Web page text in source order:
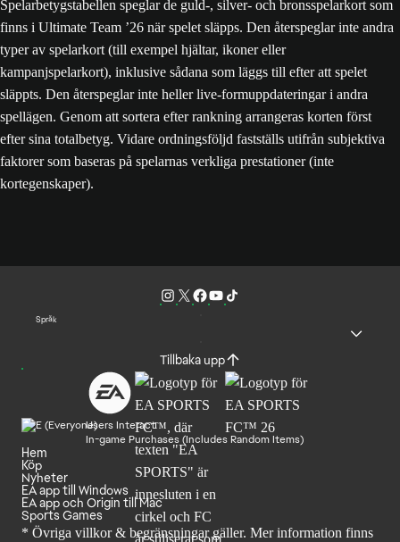
Spelarbetygstabellen speglar de guld-, silver- och bronsspelarkort som
finns i Ultimate Team ’26 när spelet släpps. Den återspeglar inte andra
typer av spelarkort (till exempel hjältar, ikoner eller
kampanjspelarkort), inklusive sådana som läggs till efter att spelet
släppts. Den återspeglar inte heller live-formuppdateringar i andra
spellägen. Genom att sortera efter rankning arrangeras korten först
efter sina totalbetyg. Vidare ordningsföljd fastställs utifrån subjektiva
faktorer som baseras på spelarnas verkliga prestationer (inte
kortegenskaper).
Språk
Tillbaka upp
Users Interact
In-game Purchases (Includes Random Items)
Hem
Köp
Nyheter
EA app till Windows
EA app och Origin till Mac
Sports Games
* Övriga villkor & begränsningar gäller. Merinformation finns